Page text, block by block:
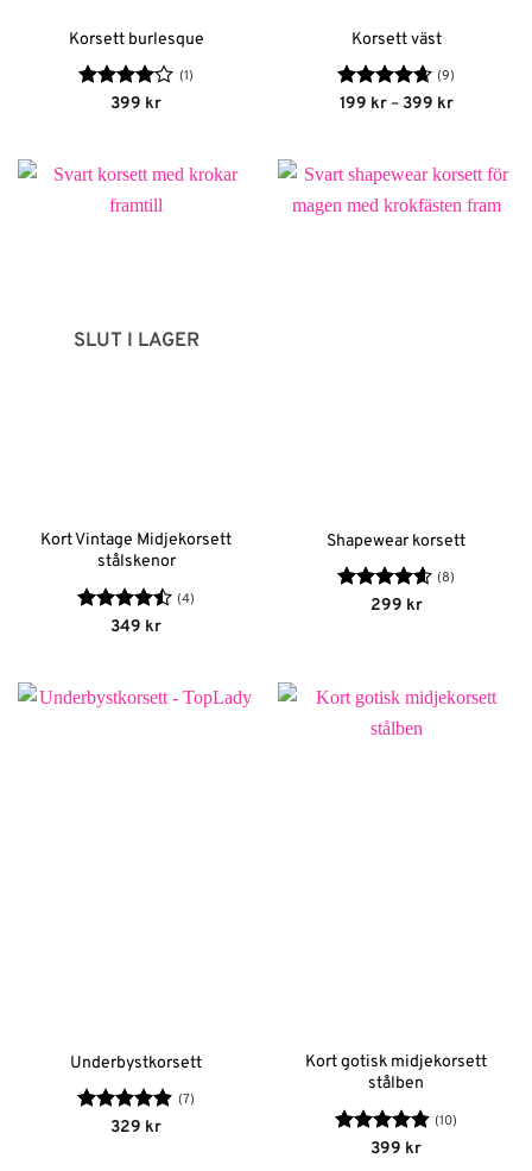
Korsett burlesque
Betygsatt
(1)
399 kr
Korsett väst
Betygsatt
(9)
199 kr – 399 kr
SLUT I LAGER
Kort Vintage Midjekorsett
stålskenor
Betygsatt
(4)
349 kr
Shapewear korsett
Betygsatt
(8)
299 kr
Underbystkorsett
Betygsatt
(7)
329 kr
Kort gotisk midjekorsett
stålben
Betygsatt
(10)
399 kr